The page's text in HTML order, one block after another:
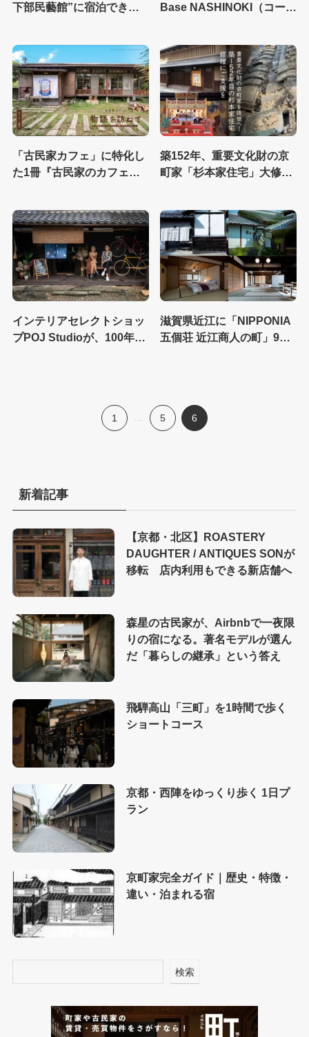
下部民藝館”に宿泊できる
Base NASHINOKI（コーヒ
「古民家カフェ」に特化し
た1冊『古民家のカフェと
築152年、重要文化財の京
町家「杉本家住宅」大修理
インテリアセレクトショッ
プPOJ Studioが、100年の
滋賀県近江に「NIPPONIA
五個荘 近江商人の町」9月1
1 ... 5 6
新着記事
【京都・北区】ROASTERY
DAUGHTER / ANTIQUES SONが
移転 店内利用もできる新店舗へ
森星の古民家が、Airbnbで一夜限
りの宿になる。著名モデルが選ん
だ「暮らしの継承」という答え
飛騨高山「三町」を1時間で歩く
ショートコース
京都・西陣をゆっくり歩く 1日プ
ラン
京町家完全ガイド｜歴史・特徴・
違い・泊まれる宿
検索